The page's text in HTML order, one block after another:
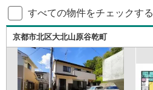
すべての物件をチェックする
京都市北区大北山原谷乾町